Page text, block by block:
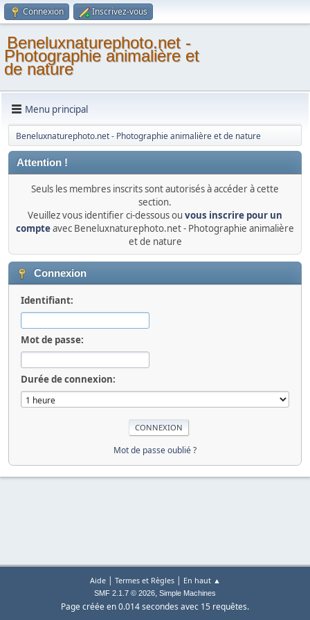
Connexion Inscrivez-vous
Beneluxnaturephoto.net -
Photographie animalière et
de nature
Menu principal
Beneluxnaturephoto.net - Photographie animalière et de nature
Attention !
Seuls les membres inscrits sont autorisés à accéder à cette
section.
Veuillez vous identifier ci-dessous ou vous inscrire pour un
compteavec Beneluxnaturephoto.net - Photographie animalière
et de nature
Connexion
Identifiant:
Mot de passe:
Durée de connexion:
Mot de passe oublié ?
Aide| Termes et Règles| En haut ▲
SMF 2.1.7 © 2026, Simple Machines
Page créée en 0.014 secondes avec 15 requêtes.